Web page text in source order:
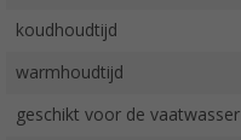
koudhoudtijd
warmhoudtijd
geschikt voor de vaatwasser